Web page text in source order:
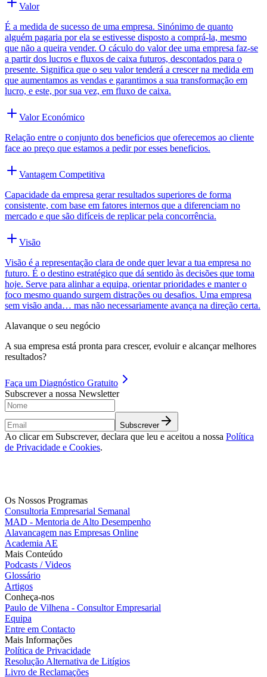
Valor
É a medida de sucesso de uma empresa. Sinónimo de quanto
alguém pagaria por ela se estivesse disposto a comprá-la, mesmo
que não a queira vender. O cáculo do valor dee uma empresa faz-se
a partir dos lucros e fluxos de caixa futuros, descontados para o
presente. Significa que o seu valor tenderá a crescer na medida em
que aumentamos as vendas e garantimos a sua transformação em
lucro, e este, por sua vez, em fluxo de caixa.
Valor Económico
Relação entre o conjunto dos beneficios que oferecemos ao cliente
face ao preço que estamos a pedir por esses beneficios.
Vantagem Competitiva
Capacidade da empresa gerar resultados superiores de forma
consistente, com base em fatores internos que a diferenciam no
mercado e que são difíceis de replicar pela concorrência.
Visão
Visão é a representação clara de onde quer levar a tua empresa no
futuro. É o destino estratégico que dá sentido às decisões que toma
hoje. Serve para alinhar a equipa, orientar prioridades e manter o
foco mesmo quando surgem distrações ou desafios. Uma empresa
sem visão anda… mas não necessariamente avança na direção certa.
Alavanque o seu negócio
A sua empresa está pronta para crescer, evoluir e alcançar melhores
resultados?
Faça um Diagnóstico Gratuito
Subscrever a nossa Newsletter
Subscrever
Ao clicar em Subscrever, declara que leu e aceitou a nossa Política
de Privacidade e Cookies.
Os Nossos Programas
Consultoria Empresarial Semanal
MAD - Mentoria de Alto Desempenho
Alavancagem nas Empresas Online
Academia AE
Mais Conteúdo
Podcasts / Videos
Glossário
Artigos
Conheça-nos
Paulo de Vilhena - Consultor Empresarial
Equipa
Entre em Contacto
Mais Informações
Política de Privacidade
Resolução Alternativa de Litígios
Livro de Reclamações